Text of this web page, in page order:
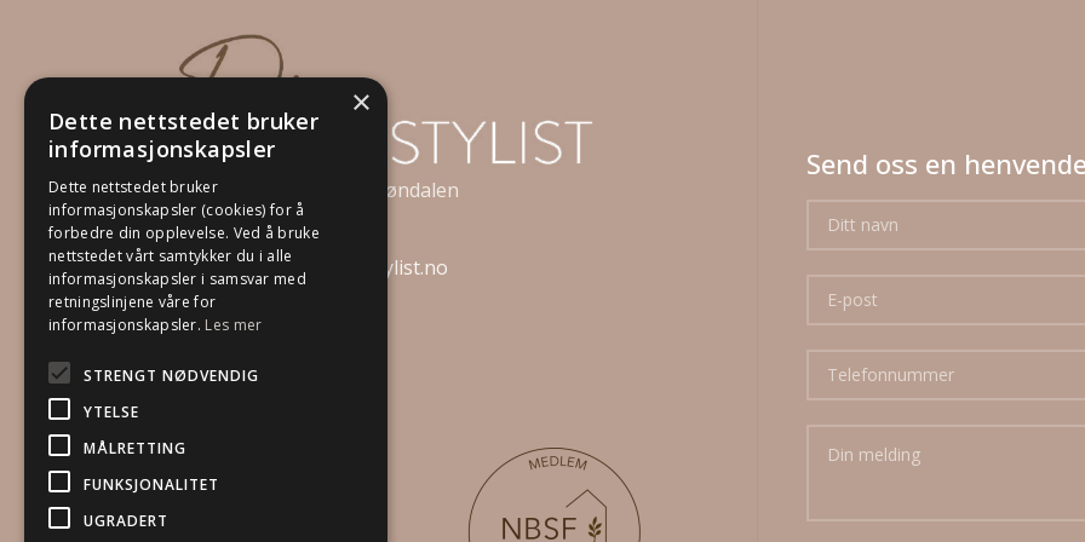
Strandveien 6C, 3050 Mjøndalen
Telefon:92 82 24 74
E-post: post@dinboligstylist.no
Org.nr. 834231182
Send oss en
×
Dette nettstedet bruker
informasjonskapsler
Dette nettstedet bruker
informasjonskapsler (cookies) for å
forbedre din opplevelse. Ved å bruke
nettstedet vårt samtykker du i alle
informasjonskapsler i samsvar med
retningslinjene våre for
informasjonskapsler. Les mer
STRENGT NØDVENDIG
YTELSE
MÅLRETTING
FUNKSJONALITET
UGRADERT